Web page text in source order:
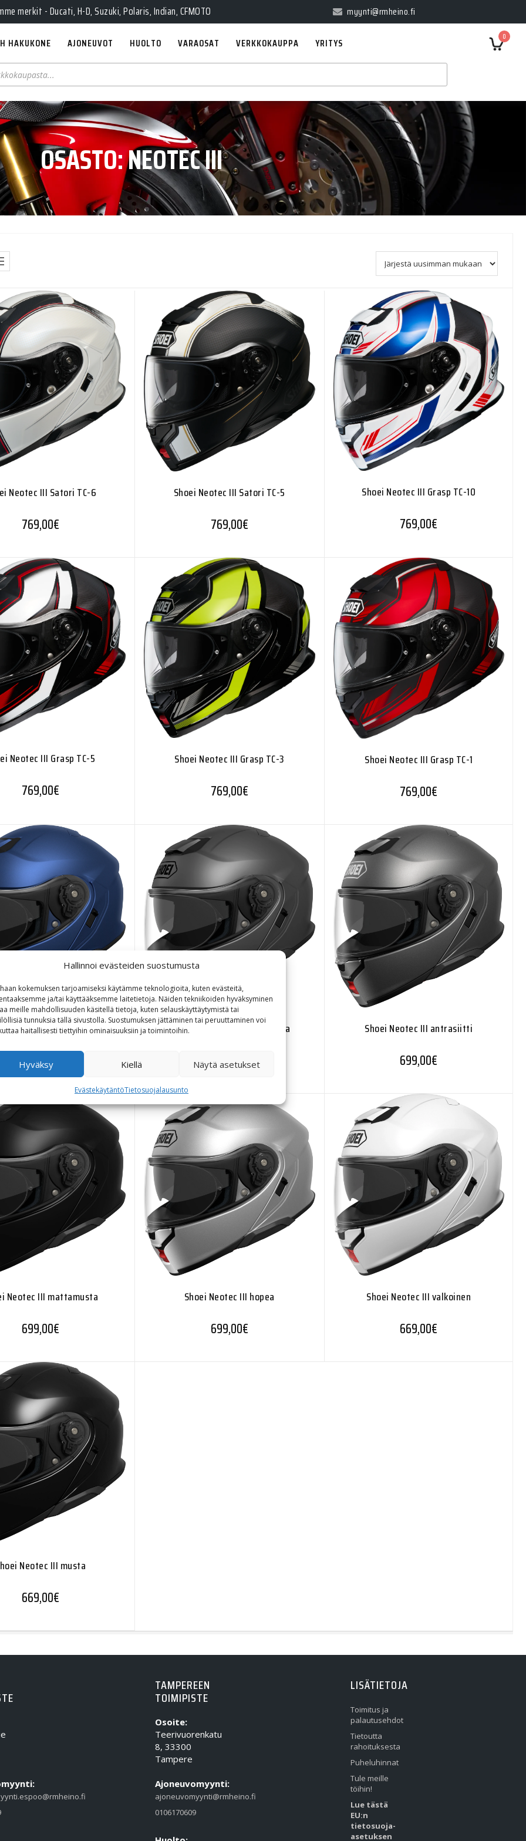
Hallinnoi evästeiden suostumusta
kokemuksen tarjoamiseksi käytämme teknologioita, kuten evästeitä,
ja/tai käyttääksemme laitetietoja. Näiden tekniikoiden hyväksyminen
meille mahdollisuuden käsitellä tietoja, kuten selauskäyttäytymistä tai
tunnuksia tällä sivustolla. Suostumuksen jättäminen tai peruuttaminen voi
haitallisesti tiettyihin ominaisuuksiin ja toimintoihin.
Hyväksy Kiellä Näytä asetukset
EvästekäytäntöTietosuojalausunto
merkit - Ducati, H-D, Suzuki, Polaris, Indian, CFMOTO myynti@rmheino.fi
0
HAKUKONE AJONEUVOT HUOLTO VARAOSAT VERKKOKAUPPA YRITYS
OSASTO:NEOTEC III
Neotec III Satori TC-6
769,00€
Shoei Neotec III Satori TC-5
769,00€
Shoei Neotec III Grasp TC-10
769,00€
Neotec III Grasp TC-5
769,00€
Shoei Neotec III Grasp TC-3
769,00€
Shoei Neotec III Grasp TC-1
769,00€
Neotec III mattasininen
699,00€
Shoei Neotec III mattaharmaa
699,00€
Shoei Neotec III antrasiitti
699,00€
Neotec III mattamusta
699,00€
Shoei Neotec III hopea
699,00€
Shoei Neotec III valkoinen
669,00€
Neotec III musta
669,00€
TAMPEREEN
TOIMIPISTE
Osoite:
Teerivuorenkatu
8, 33300
Tampere
Ajoneuvomyynti:
ajoneuvomyynti@rmheino.fi
0106170609
LISÄTIETOJA
Toimitus ja
palautusehdot
Tietoutta
rahoituksesta
Puheluhinnat
Tule meille
töihin!
Lue tästä
EU:n
tietosuoja-
asetuksen